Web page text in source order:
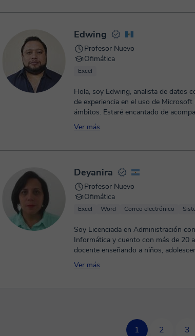
Edwing
Profesor Nuevo
Ofimática
Excel
Hola, soy Edwing, analista de datos
de experiencia en el uso de Microsoft
ámbitos. Estaré encantado de
Ver más
Deyanira
Profesor Nuevo
Ofimática
Excel Word Correo electrónico
Soy Licenciada en Administración
Informática y cuento con más de 20
docente enseñando a niños,
Ver más
1 2 3